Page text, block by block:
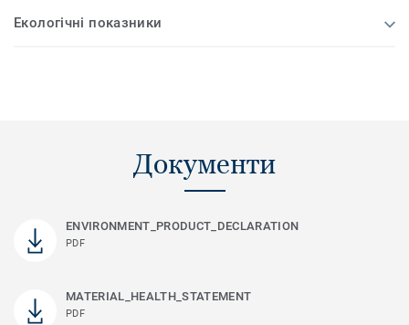
Екологічні показники
Документи
ENVIRONMENT_PRODUCT_DECLARATION
PDF
MATERIAL_HEALTH_STATEMENT
PDF